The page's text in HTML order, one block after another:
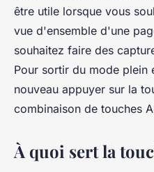
être utile lorsque vous
vue d'ensemble d'une
souhaitez faire des
Pour sortir du mode plein
nouveau appuyer sur la
combinaison de touches
À quoi sert la